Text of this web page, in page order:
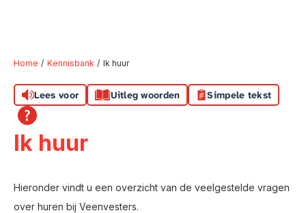
Naar hoofdinhoud
Naar hoofdnavigatiemenu
Naar zoeken
Home Kennisbank Ik huur
Lees voor Uitleg woorden Simpele tekst
Ik huur
Hieronder vindt u een overzicht van de veelgestelde vragen
over huren bij Veenvesters.